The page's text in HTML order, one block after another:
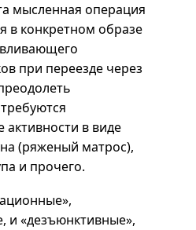
мысленная операция
в конкретном образе
при переезде через
в виде
(ряженый матрос),
и прочего.
и «дезъюнктивные»,